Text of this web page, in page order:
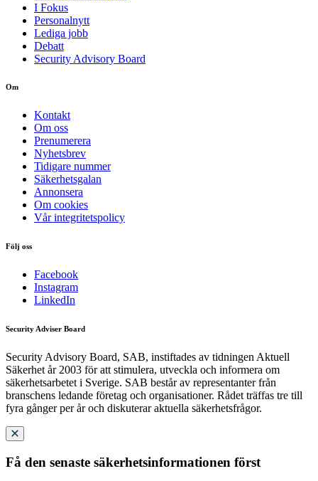
I Fokus
Personalnytt
Lediga jobb
Debatt
Security Advisory Board
Om
Kontakt
Om oss
Prenumerera
Nyhetsbrev
Tidigare nummer
Säkerhetsgalan
Annonsera
Om cookies
Vår integritetspolicy
Följ oss
Facebook
Instagram
LinkedIn
Security Adviser Board
Security Advisory Board, SAB, instiftades av tidningen Aktuell
Säkerhet år 2003 för att stimulera, utveckla och informera om
säkerhetsarbetet i Sverige. SAB består av representanter från
branschens ledande företag och organisationer. Rådet träffas tre till
fyra gånger per år och diskuterar aktuella säkerhetsfrågor.
Få den senaste säkerhetsinformationen först